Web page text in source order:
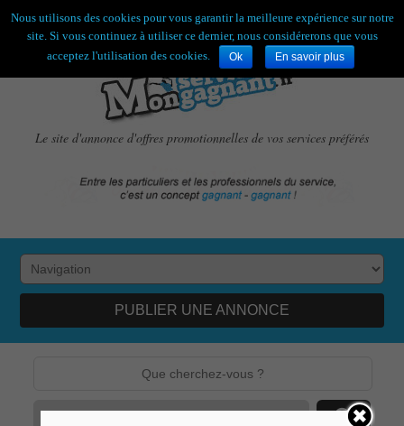
Bienvenue,visiteur ![S'enregistrer|Connexion]
Le site d'annonce d'offres promotionnelles de vos services préférés
PUBLIER UNE ANNONCE
Nous utilisons des cookies pour vous garantir la meilleure expérience sur notre
site. Si vous continuez à utiliser ce dernier, nous considérerons que vous
acceptez l'utilisation des cookies.
Ok En savoir plus